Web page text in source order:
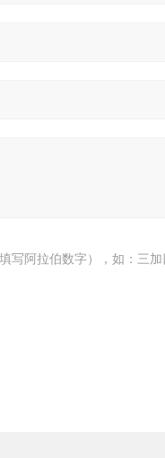
写阿拉伯数字），如：三加